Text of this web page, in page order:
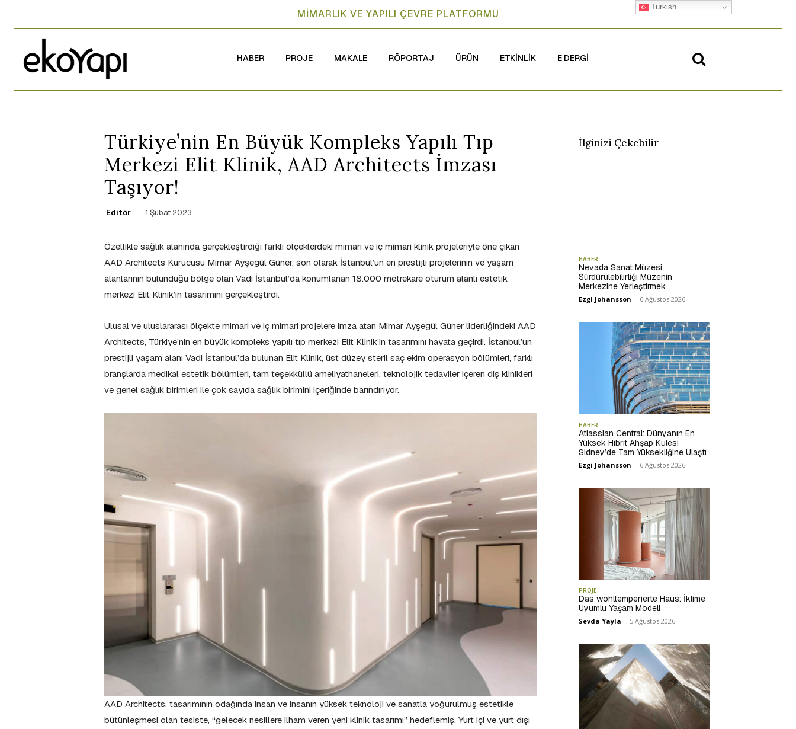
MİMARLIK VE YAPILI ÇEVRE PLATFORMU
HABER PROJE MAKALE RÖPORTAJ ÜRÜN ETKİNLİK E DERGİ
Türkiye’nin En Büyük Kompleks Yapılı Tıp
Merkezi Elit Klinik, AAD Architects İmzası
Taşıyor!
Editör 1 Şubat 2023
Özellikle sağlık alanında gerçekleştirdiği farklı ölçeklerdeki mimari ve iç mimari klinik projeleriyle öne çıkan
AAD Architects Kurucusu Mimar Ayşegül Güner, son olarak İstanbul’un en prestijli projelerinin ve yaşam
alanlarının bulunduğu bölge olan Vadi İstanbul’da konumlanan 18.000 metrekare oturum alanlı estetik
merkezi Elit Klinik’in tasarımını gerçekleştirdi.
Ulusal ve uluslararası ölçekte mimari ve iç mimari projelere imza atan Mimar Ayşegül Güner liderliğindeki AAD
Architects, Türkiye’nin en büyük kompleks yapılı tıp merkezi Elit Klinik’in tasarımını hayata geçirdi. İstanbul’un
prestijli yaşam alanı Vadi İstanbul’da bulunan Elit Klinik, üst düzey steril saç ekim operasyon bölümleri, farklı
branşlarda medikal estetik bölümleri, tam teşekküllü ameliyathaneleri, teknolojik tedaviler içeren diş klinikleri
ve genel sağlık birimleri ile çok sayıda sağlık birimini içeriğinde barındırıyor.
AAD Architects, tasarımının odağında insan ve insanın yüksek teknoloji ve sanatla yoğurulmuş estetikle
bütünleşmesi olan tesiste, “gelecek nesillere ilham veren yeni klinik tasarımı” hedeflemiş. Yurt içi ve yurt dışı
İlginizi Çekebilir
HABER
Nevada Sanat Müzesi:
Sürdürülebilirliği Müzenin
Merkezine Yerleştirmek
Ezgi Johansson - 6 Ağustos 2026
HABER
Atlassian Central: Dünyanın En
Yüksek Hibrit Ahşap Kulesi
Sidney’de Tam Yüksekliğine Ulaştı
Ezgi Johansson - 6 Ağustos 2026
PROJE
Das wohltemperierte Haus: İklime
Uyumlu Yaşam Modeli
Sevda Yayla - 5 Ağustos 2026
Turkish